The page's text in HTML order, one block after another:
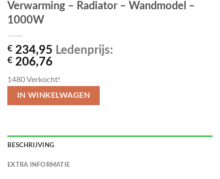
Verwarming – Radiator – Wandmodel –
1000W
€ 234,95 Ledenprijs:
€ 206,76
1480Verkocht!
IN WINKELWAGEN
BESCHRIJVING
EXTRA INFORMATIE